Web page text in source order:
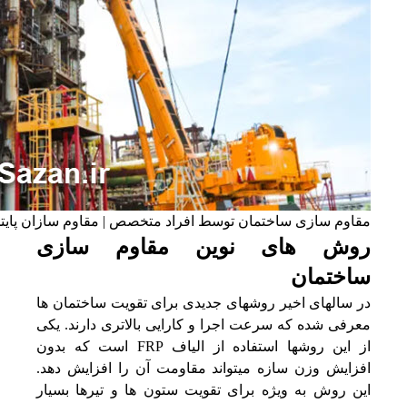
مقاوم سازی ساختمان توسط افراد متخصص | مقاوم سازان
روش های نوین مقاوم سازی
ساختمان
در سالهای اخیر روشهای جدیدی برای تقویت ساختمان‌ ها
معرفی شده که سرعت اجرا و کارایی بالاتری دارند. یکی
از این روشها استفاده از الیاف FRP است که بدون
افزایش وزن سازه میتواند مقاومت آن را افزایش دهد.
این روش به ویژه برای تقویت ستون‌ ها و تیرها بسیار